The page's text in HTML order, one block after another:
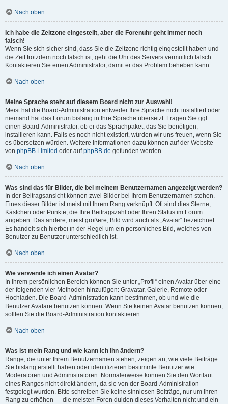
Nach oben
Ich habe die Zeitzone eingestellt, aber die Forenuhr geht immer noch
falsch!
Wenn Sie sich sicher sind, dass Sie die Zeitzone richtig eingestellt haben und
die Zeit trotzdem noch falsch ist, geht die Uhr des Servers vermutlich falsch.
Kontaktieren Sie einen Administrator, damit er das Problem beheben kann.
Nach oben
Meine Sprache steht auf diesem Board nicht zur Auswahl!
Meist hat die Board-Administration entweder Ihre Sprache nicht installiert oder
niemand hat das Forum bislang in Ihre Sprache übersetzt. Fragen Sie ggf.
einen Board-Administrator, ob er das Sprachpaket, das Sie benötigen,
installieren kann. Falls es noch nicht existiert, würden wir uns freuen, wenn Sie
es übersetzen würden. Weitere Informationen dazu können auf der Website
von phpBB Limited oder aufphpBB.de gefunden werden.
Nach oben
Was sind das für Bilder, die bei meinem Benutzernamen angezeigt werden?
In der Beitragsansicht können zwei Bilder bei Ihrem Benutzernamen stehen.
Eines dieser Bilder ist meist mit Ihrem Rang verknüpft: Oft sind dies Sterne,
Kästchen oder Punkte, die Ihre Beitragszahl oder Ihren Status im Forum
angeben. Das andere, meist größere, Bild wird auch als „Avatar“ bezeichnet.
Es handelt sich hierbei in der Regel um ein persönliches Bild, welches von
Benutzer zu Benutzer unterschiedlich ist.
Nach oben
Wie verwende ich einen Avatar?
In Ihrem persönlichen Bereich können Sie unter „Profil“ einen Avatar über eine
der folgenden vier Methoden hinzufügen: Gravatar, Galerie, Remote oder
Hochladen. Die Board-Administration kann bestimmen, ob und wie die
Benutzer Avatare benutzen können. Wenn Sie keinen Avatar benutzen können,
sollten Sie die Board-Administration kontaktieren.
Nach oben
Was ist mein Rang und wie kann ich ihn ändern?
Ränge, die unter Ihrem Benutzernamen stehen, zeigen an, wie viele Beiträge
Sie bislang erstellt haben oder identifizieren bestimmte Benutzer wie
Moderatoren und Administratoren. Normalerweise können Sie den Wortlaut
eines Ranges nicht direkt ändern, da sie von der Board-Administration
festgelegt wurden. Bitte schreiben Sie keine sinnlosen Beiträge, nur um Ihren
Rang zu erhöhen — die meisten Foren dulden dieses Verhalten nicht und ein